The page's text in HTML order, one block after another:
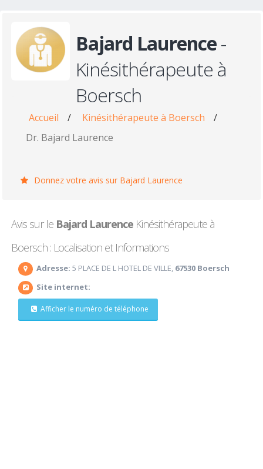
Bajard Laurence-
Kinésithérapeute à
Boersch
Accueil / Kinésithérapeute à Boersch
/
Dr. Bajard Laurence
Donnez votre avis sur Bajard Laurence
Avis sur le Bajard Laurence Kinésithérapeute à
Boersch : Localisation et Informations
Adresse: 5 PLACE DE L HOTEL DE VILLE, 67530 Boersch
Site internet:
Afficher le numéro de téléphone